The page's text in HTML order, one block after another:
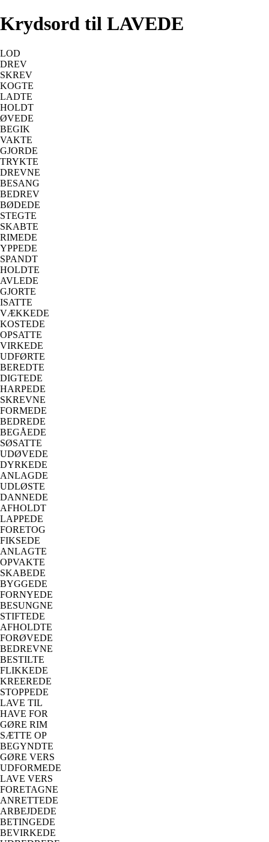
Krydsord til LAVEDE
LOD
DREV
SKREV
KOGTE
LADTE
HOLDT
ØVEDE
BEGIK
VAKTE
GJORDE
TRYKTE
DREVNE
BESANG
BEDREV
BØDEDE
STEGTE
SKABTE
RIMEDE
YPPEDE
SPANDT
HOLDTE
AVLEDE
GJORTE
ISATTE
VÆKKEDE
KOSTEDE
OPSATTE
VIRKEDE
UDFØRTE
BEREDTE
DIGTEDE
HARPEDE
SKREVNE
FORMEDE
BEDREDE
BEGÅEDE
SØSATTE
UDØVEDE
DYRKEDE
ANLAGDE
UDLØSTE
DANNEDE
AFHOLDT
LAPPEDE
FORETOG
FIKSEDE
ANLAGTE
OPVAKTE
SKABEDE
BYGGEDE
FORNYEDE
BESUNGNE
STIFTEDE
AFHOLDTE
FORØVEDE
BEDREVNE
BESTILTE
FLIKKEDE
KREEREDE
STOPPEDE
LAVE TIL
HAVE FOR
GØRE RIM
SÆTTE OP
BEGYNDTE
GØRE VERS
UDFORMEDE
LAVE VERS
FORETAGNE
ANRETTEDE
ARBEJDEDE
BETINGEDE
BEVIRKEDE